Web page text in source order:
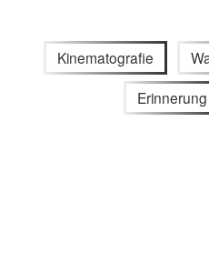
Kinematografie
Erinnerung